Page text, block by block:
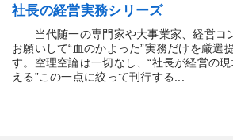
社長の経営実務シリーズ
当代随一の専門家や大事業家、経営コ
お願いして“血のかよった”実務だけを厳選
す。空理空論は一切なし、“社長が経営の
える”この一点に絞って刊行する...